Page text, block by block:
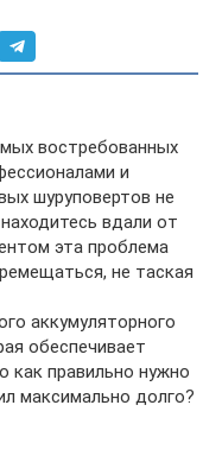
востребованных
и
шуруповертов не
вдали от
эта проблема
не таская
аккумуляторного
обеспечивает
как правильно нужно
максимально долго?